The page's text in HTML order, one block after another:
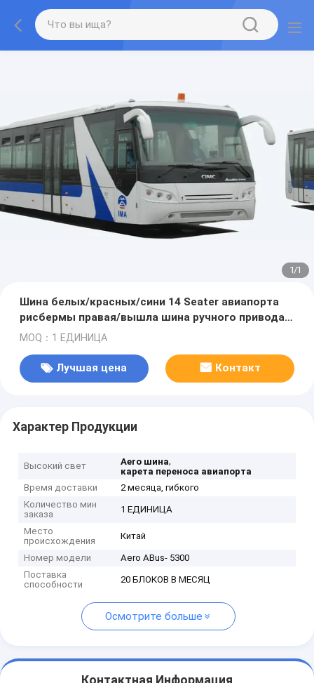
1/1
Шина белых/красных/сини 14 Seater авиапорта
рисбермы правая/вышла шина ручного привода с
картиной PPG
MOQ：1 ЕДИНИЦА
Лучшая цена Контакт
Характер Продукции
Высокий свет Aero шина,
карета переноса авиапорта
Время доставки
2 месяца, гибкого
Количество мин
заказа
1 ЕДИНИЦА
Место
происхождения
Китай
Номер модели
Aero ABus- 5300
Поставка
способности
20 БЛОКОВ В МЕСЯЦ
Осмотрите больше